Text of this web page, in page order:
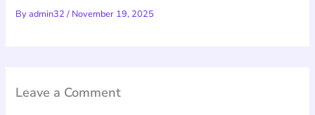
Byadmin32/ November 19, 2025
Leave a Comment